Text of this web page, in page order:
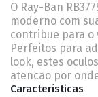
O Ray-Ban
moderno com
contribue para o
Perfeitos para
look, estes
atencao por
Características